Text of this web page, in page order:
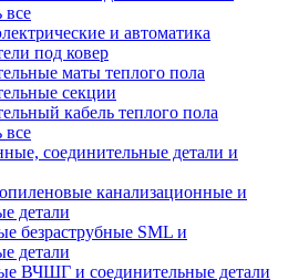
все
и автоматика
под ковер
маты теплого пола
секции
кабель теплого пола
все
соединительные детали и
канализационные и
детали
безраструбные SML и
детали
ВЧШГ и соединительные детали